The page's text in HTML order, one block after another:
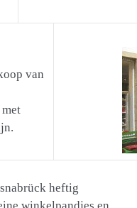
van
heftig
winkelpandjes en